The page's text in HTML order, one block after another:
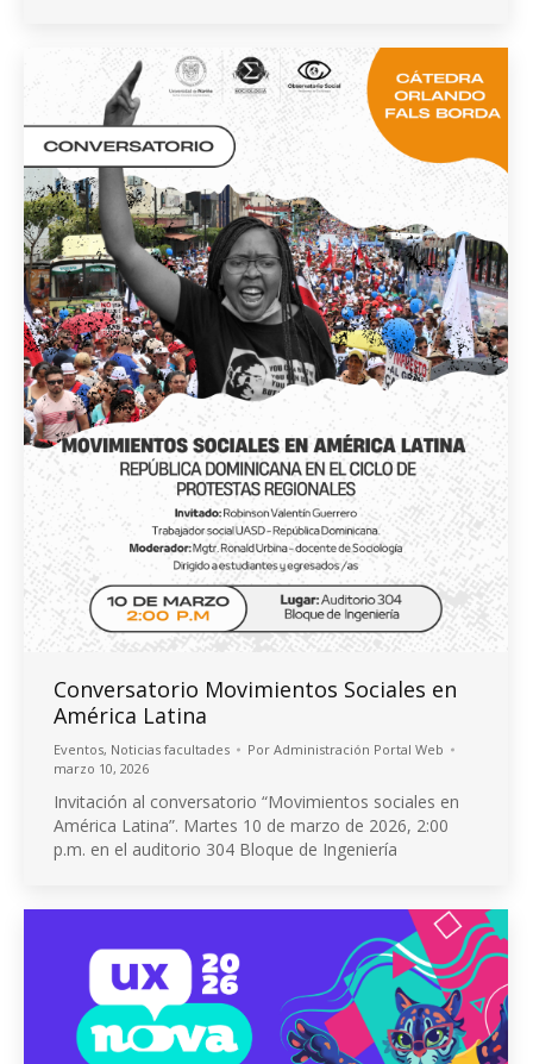
Conversatorio Movimientos Sociales en
América Latina
Eventos, Noticias facultades Por Administración Portal Web
marzo 10, 2026
Invitación al conversatorio “Movimientos sociales en
América Latina”. Martes 10 de marzo de 2026, 2:00
p.m. en el auditorio 304 Bloque de Ingeniería